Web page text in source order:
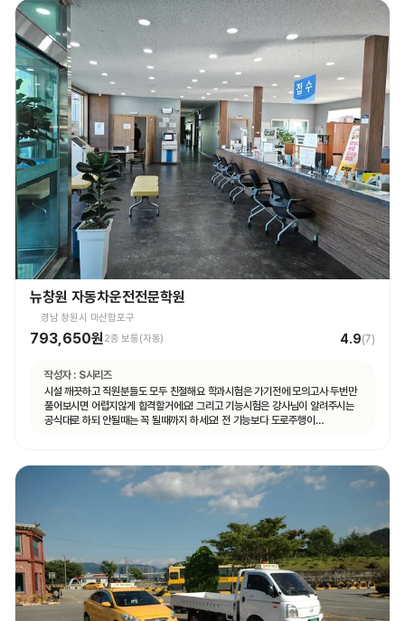
뉴창원 자동차운전전문학원
경남 창원시 마산합포구
793,650원2종 보통(자동) 4.9(7)
작성자 : S시리즈
시설 깨끗하고 직원분들도 모두 친절해요 학과시험은 가기전에 모의고사 두번만
풀어보시면 어렵지않게 합격할거에요! 그리고 기능시험은 강사님이 알려주시는
공식대로 하되 안될때는 꼭 될때까지 하세요! 전 기능보다 도로주행이